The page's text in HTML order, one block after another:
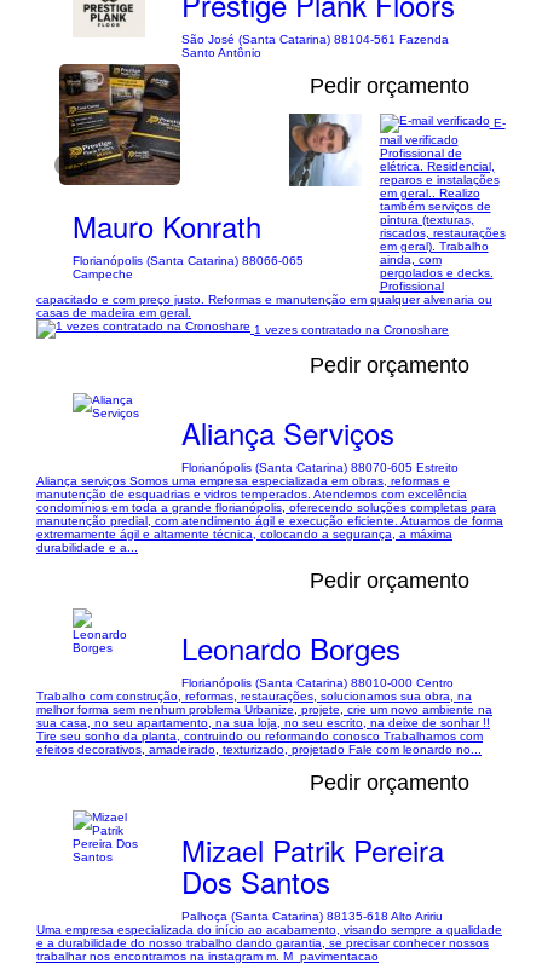
São José (Santa Catarina) 88104-561 Fazenda
Santo Antônio
1/50
Pedir orçamento
Mauro Konrath
Florianópolis (Santa Catarina) 88066-065
Campeche
E-
mail verificado
Profissional de
elétrica. Residencial,
reparos e instalações
em geral.. Realizo
também serviços de
pintura (texturas,
riscados, restaurações
em geral). Trabalho
ainda, com
pergolados e decks.
Profissional
capacitado e com preço justo. Reformas e manutenção em qualquer alvenaria ou
casas de madeira em geral.
1 vezes contratado na Cronoshare
Pedir orçamento
Aliança Serviços
Florianópolis (Santa Catarina) 88070-605 Estreito
Aliança serviços Somos uma empresa especializada em obras, reformas e
manutenção de esquadrias e vidros temperados. Atendemos com excelência
condomínios em toda a grande florianópolis, oferecendo soluções completas para
manutenção predial, com atendimento ágil e execução eficiente. Atuamos de forma
extremamente ágil e altamente técnica, colocando a segurança, a máxima
durabilidade e a...
Pedir orçamento
Leonardo Borges
Florianópolis (Santa Catarina) 88010-000 Centro
Trabalho com construção, reformas, restaurações, solucionamos sua obra, na
melhor forma sem nenhum problema Urbanize, projete, crie um novo ambiente na
sua casa, no seu apartamento, na sua loja, no seu escrito, na deixe de sonhar !!
Tire seu sonho da planta, contruindo ou reformando conosco Trabalhamos com
efeitos decorativos, amadeirado, texturizado, projetado Fale com leonardo no...
Pedir orçamento
Mizael Patrik Pereira
Dos Santos
Palhoça (Santa Catarina) 88135-618 Alto Aririu
Uma empresa especializada do início ao acabamento, visando sempre a qualidade
e a durabilidade do nosso trabalho dando garantia, se precisar conhecer nossos
trabalhar nos encontramos na instagram m. M_pavimentacao